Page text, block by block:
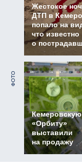
Жестокое
ДТП в
попало на
что известно
о
ФОТО
Кемеровскую
«Орбиту»
выставили
на продажу